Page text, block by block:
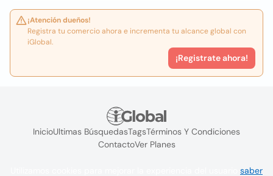
¡Atención dueños!
Registra tu comercio ahora e incrementa tu alcance global con
iGlobal.
¡Registrate ahora!
InicioUltimas BúsquedasTagsTérminos Y Condiciones
ContactoVer Planes
saber